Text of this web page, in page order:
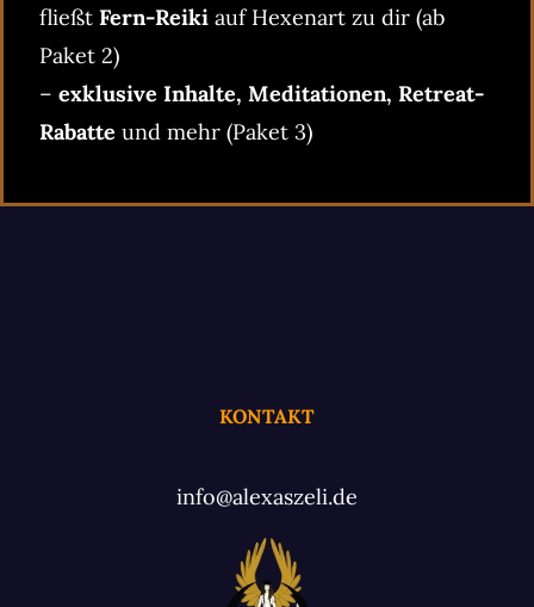
fließt Fern-Reiki auf Hexenart zu dir (ab
Paket 2)
– exklusive Inhalte, Meditationen, Retreat-
Rabatte und mehr (Paket 3)
KONTAKT
info@alexaszeli.de